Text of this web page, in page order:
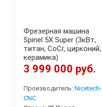
Фрезерная машина
Spinel 5X Super (3кВт,
титан, CoCr, цирконий,
керамика)
3 999 000 руб.
Производитель: Nicetech-
CNC